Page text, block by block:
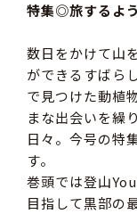
特集◎旅するよ
数日をかけて山
ができるすばら
で見つけた動植
まな出会いを繰
日々。今号の特
す。
巻頭では登山
目指して黒部の